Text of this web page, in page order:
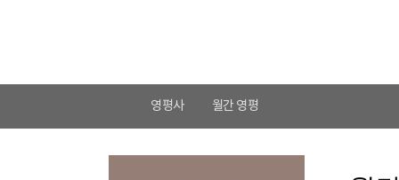
영평사 월간 영평